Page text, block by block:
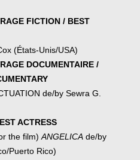
FICTION / BEST
(États-Unis/USA)
DOCUMENTAIRE /
de/by Sewra G.
ACTRESS
the film) ANGELICA de/by
Puerto Rico)